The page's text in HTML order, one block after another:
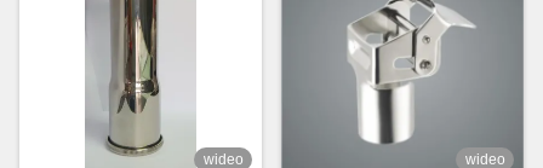
wideo wideo